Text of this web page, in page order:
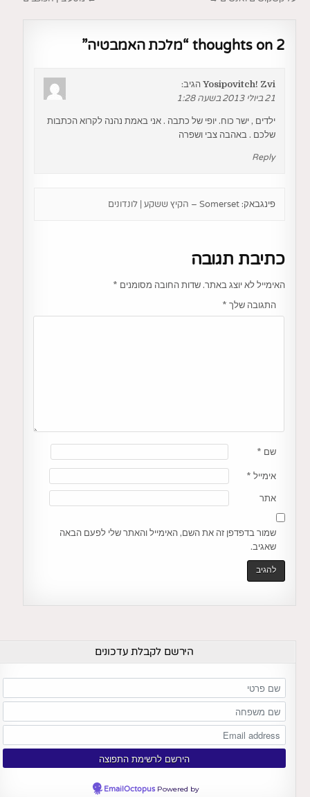
2 thoughts on “ מלכת האמבטיה”
Yosipovitch! Zvi הגיב:
21 ביולי 2013 בשעה 1:28
ילדים , ישר כוח. יופי של כתבה . אני באמת נהנה לקרוא הכתבות
שלכם . באהבה צבי ושפרה
Reply
פינגבאק: Somerset – הקיץ ששקע | לונדונים
כתיבת תגובה
האימייל לא יוצג באתר. שדות החובה מסומנים *
התגובה שלך *
שם *
אימייל *
אתר
שמור בדפדפן זה את השם, האימייל והאתר שלי לפעם הבאה
שאגיב.
הירשם לקבלת עדכונים
Powered by
EmailOctopus